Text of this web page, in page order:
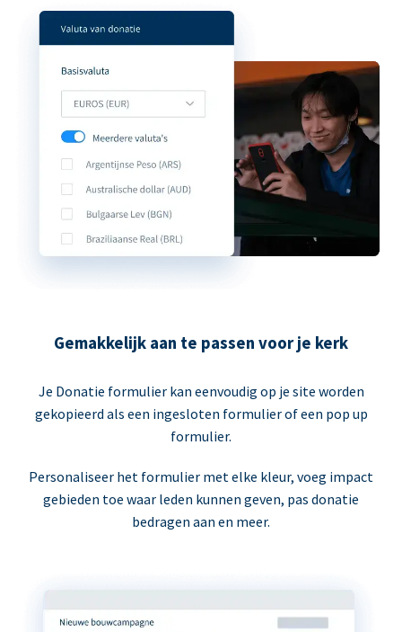
Gemakkelijk aan te passen voor je kerk
Je Donatie formulier kan eenvoudig op je site worden
gekopieerd als een ingesloten formulier of een pop up
formulier.
Personaliseer het formulier met elke kleur, voeg impact
gebieden toe waar leden kunnen geven, pas donatie
bedragen aan en meer.